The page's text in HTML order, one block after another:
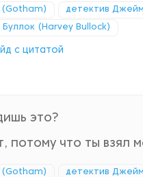
(Gotham) детектив
Буллок (Harvey Bullock)
с цитатой
это?
потому что ты взял
(Gotham) детектив